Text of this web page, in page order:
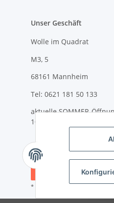
Unser Geschäft
Wolle im Quadrat
M3, 5
68161 Mannheim
Tel: 0621 181 50 133
aktuelle SOMMER-
10-18 Uhr und Sa 10-14
Vertrag
* Alle Preise inkl. gesetzlicher